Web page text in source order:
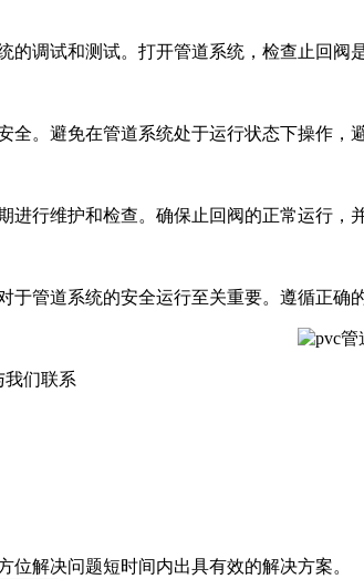
的调试和测试。打开管道系统，检查止回阀
全。避免在管道系统处于运行状态下操作，
进行维护和检查。确保止回阀的正常运行，
于管道系统的安全运行至关重要。遵循正
我们联系
位解决问题短时间内出具有效的解决方案。